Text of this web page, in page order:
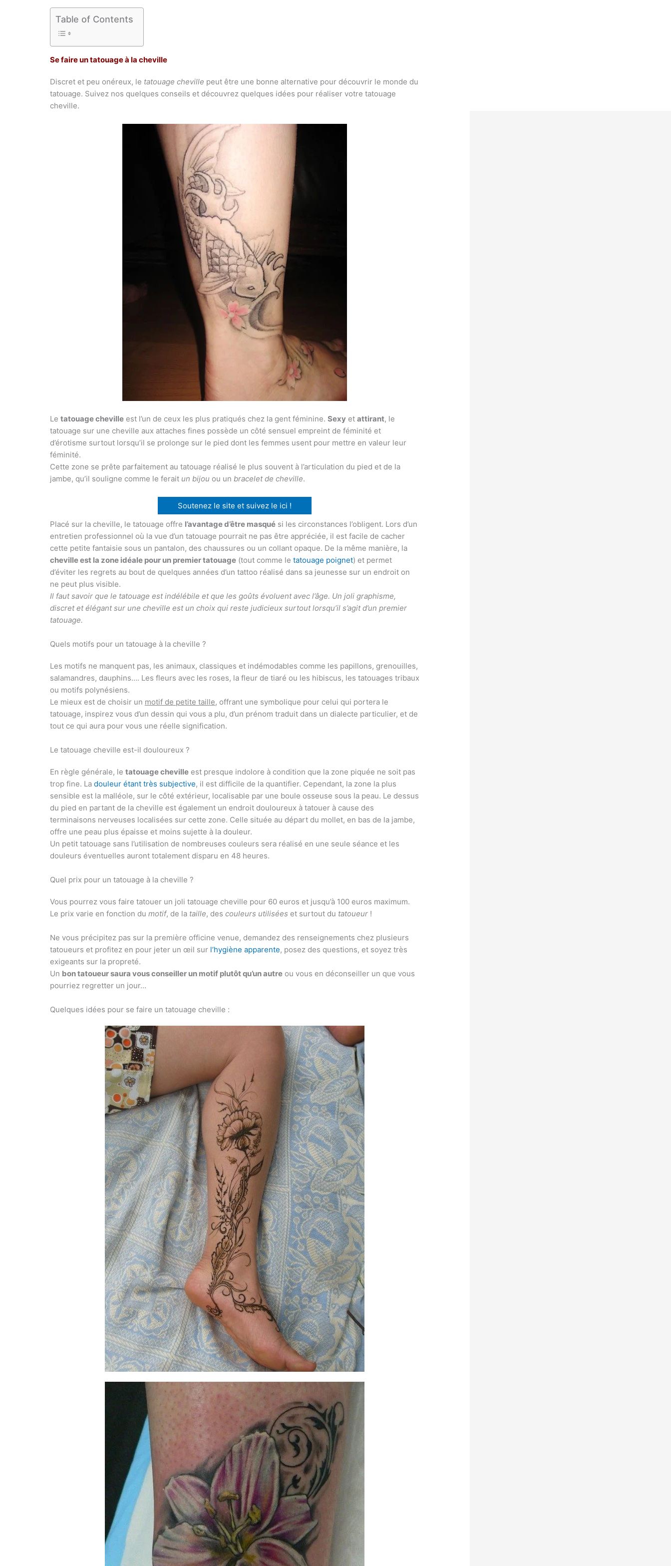
Table of Contents
Se faire un tatouage à la cheville
Discret et peu onéreux, le tatouage cheville peut être une bonne alternative pour découvrir le monde du
tatouage. Suivez nos quelques conseils et découvrez quelques idées pour réaliser votre tatouage
cheville.
Letatouage cheville est l’un de ceux les plus pratiqués chez la gent féminine.Sexy etattirant, le
tatouage sur une cheville aux attaches fines possède un côté sensuel empreint de féminité et
d’érotisme surtout lorsqu’il se prolonge sur le pied dont les femmes usent pour mettre en valeur leur
féminité.
Cette zone se prête parfaitement au tatouage réalisé le plus souvent à l’articulation du pied et de la
jambe, qu’il souligne comme le ferait un bijou ou unbracelet de cheville.
Soutenez le site et suivez le ici !
Placé sur la cheville, le tatouage offre l’avantage d’être masqué si les circonstances l’obligent. Lors d’un
entretien professionnel où la vue d’un tatouage pourrait ne pas être appréciée, il est facile de cacher
cette petite fantaisie sous un pantalon, des chaussures ou un collant opaque. De la même manière, la
cheville est la zone idéale pour un premier tatouage (tout comme le tatouage poignet) et permet
d’éviter les regrets au bout de quelques années d’un tattoo réalisé dans sa jeunesse sur un endroit on
ne peut plus visible.
Il faut savoir que le tatouage est indélébile et que les goûts évoluent avec l’âge. Un joli graphisme,
discret et élégant sur une cheville est un choix qui reste judicieux surtout lorsqu’il s’agit d’un premier
tatouage.
Quels motifs pour un tatouage à la cheville ?
Les motifs ne manquent pas, les animaux, classiques et indémodables comme les papillons, grenouilles,
salamandres, dauphins…. Les fleurs avec les roses, la fleur de tiaré ou les hibiscus, les tatouages tribaux
ou motifs polynésiens.
Le mieux est de choisir un motif de petite taille, offrant une symbolique pour celui qui portera le
tatouage, inspirez vous d’un dessin qui vous a plu, d’un prénom traduit dans un dialecte particulier, et de
tout ce qui aura pour vous une réelle signification.
Le tatouage cheville est-il douloureux ?
En règle générale, letatouage cheville est presque indolore à condition que la zone piquée ne soit pas
trop fine. Ladouleur étant très subjective, il est difficile de la quantifier. Cependant, la zone la plus
sensible est la malléole, sur le côté extérieur, localisable par une boule osseuse sous la peau. Le dessus
du pied en partant de la cheville est également un endroit douloureux à tatouer à cause des
terminaisons nerveuses localisées sur cette zone. Celle située au départ du mollet, en bas de la jambe,
offre une peau plus épaisse et moins sujette à la douleur.
Un petit tatouage sans l’utilisation de nombreuses couleurs sera réalisé en une seule séance et les
douleurs éventuelles auront totalement disparu en 48 heures.
Quel prix pour un tatouage à la cheville ?
Vous pourrez vous faire tatouer un joli tatouage cheville pour 60 euros et jusqu’à 100 euros maximum.
Le prix varie en fonction dumotif, de la taille, descouleurs utilisées et surtout du tatoueur !
Ne vous précipitez pas sur la première officine venue, demandez des renseignements chez plusieurs
tatoueurs et profitez en pour jeter un œil sur l’hygiène apparente, posez des questions, et soyez très
exigeants sur la propreté.
Un bon tatoueur saura vous conseiller un motif plutôt qu’un autre ou vous en déconseiller un que vous
pourriez regretter un jour…
Quelques idées pour se faire un tatouage cheville :